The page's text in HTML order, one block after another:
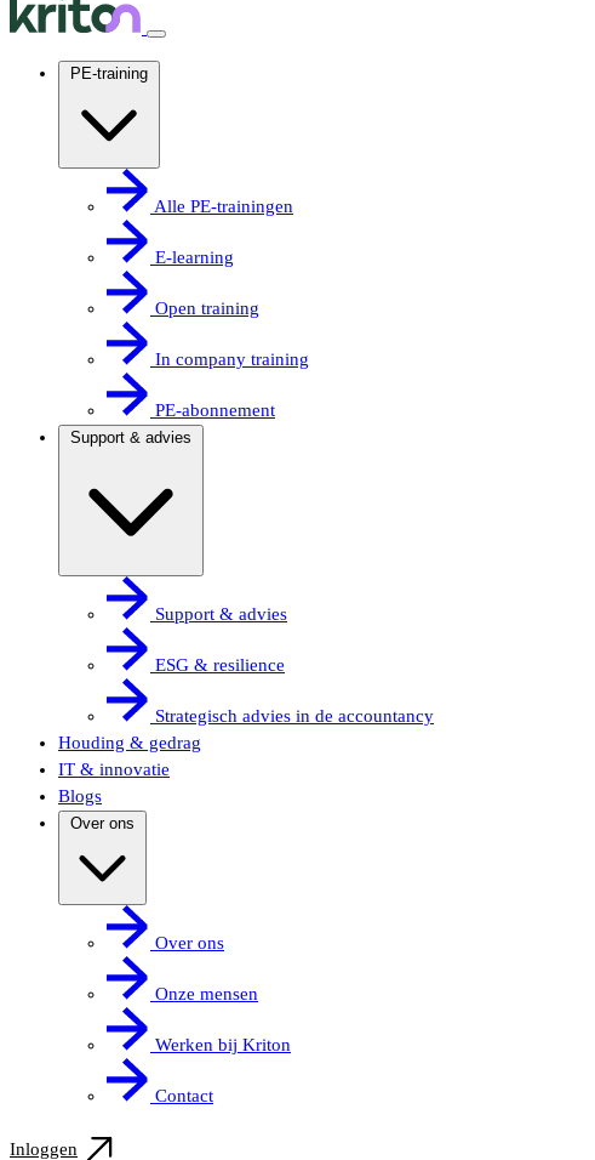
PE-training
Alle PE-trainingen
E-learning
Open training
In company training
PE-abonnement
Support & advies
Support & advies
ESG & resilience
Strategisch advies in de accountancy
Houding & gedrag
IT & innovatie
Blogs
Over ons
Over ons
Onze mensen
Werken bij Kriton
Contact
Inloggen